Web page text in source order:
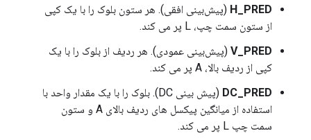
H_PRED (پیش‌بینی افقی). هر ستون بلوک را با یک کپی
از ستون سمت چپ، L پر می کند.
V_PRED (پیش‌بینی عمودی). هر ردیف از بلوک را با یک
کپی از ردیف بالا، A پر می کند.
DC_PRED
(پیش بینی DC). بلوک را با یک مقدار واحد با
استفاده از میانگین پیکسل های ردیف بالای A و ستون
سمت چپ L پر می کند.